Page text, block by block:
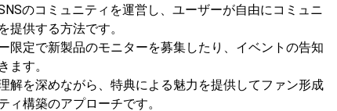
のコミュニティを運営し、ユーザーが自由にコミュニ
提供する方法です。
限定で新製品のモニターを募集したり、イベントの告知
ます。
解を深めながら、特典による魅力を提供してファン形成
ィ構築のアプローチです。